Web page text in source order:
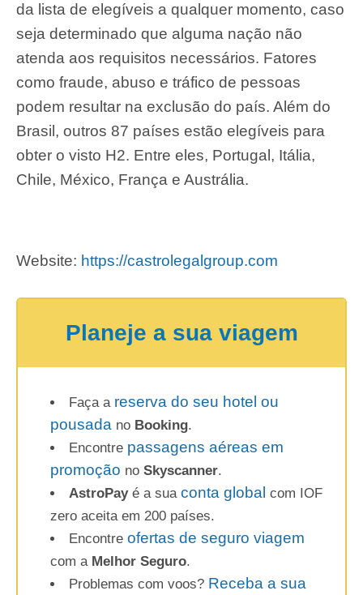
da lista de elegíveis a qualquer momento, caso
seja determinado que alguma nação não
atenda aos requisitos necessários. Fatores
como fraude, abuso e tráfico de pessoas
podem resultar na exclusão do país. Além do
Brasil, outros 87 países estão elegíveis para
obter o visto H2. Entre eles, Portugal, Itália,
Chile, México, França e Austrália.
Website: https://castrolegalgroup.com
Planeje a sua viagem
Faça a reserva do seu hotel ou
pousada no Booking.
Encontre passagens aéreas em
promoção no Skyscanner.
AstroPayé a sua conta global com IOF
zero aceita em 200 países.
Encontre ofertas de seguro viagem
com a Melhor Seguro.
Problemas com voos? Receba a sua